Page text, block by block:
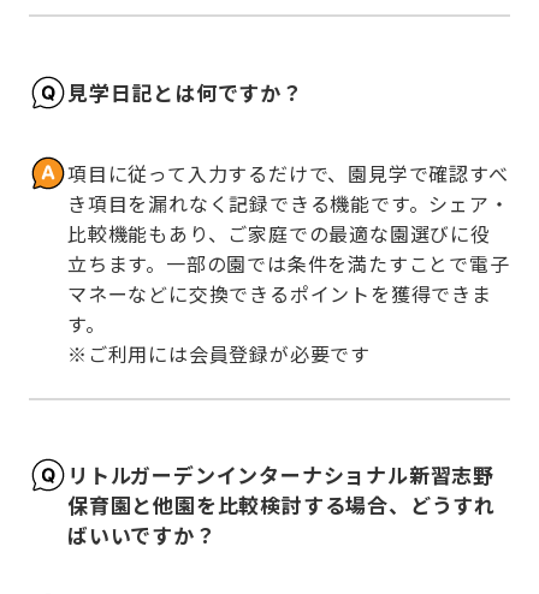
見学日記とは何ですか？
項目に従って入力するだけで、園見学で確認すべ
き項目を漏れなく記録できる機能です。シェア・
比較機能もあり、ご家庭での最適な園選びに役
立ちます。一部の園では条件を満たすことで電子
マネーなどに交換できるポイントを獲得できま
す。
※ご利用には会員登録が必要です
リトルガーデンインターナショナル新習志野
保育園と他園を比較検討する場合、どうすれ
ばいいですか？